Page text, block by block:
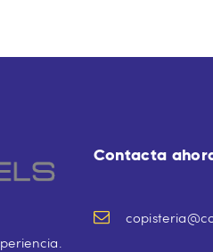
Contacta